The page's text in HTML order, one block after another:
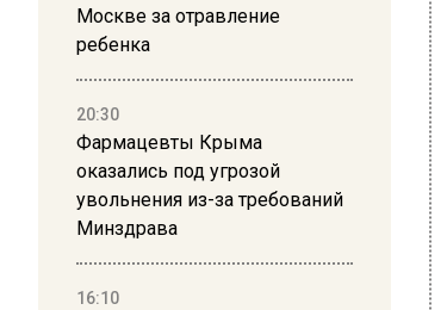
Москве за отравление
ребенка
20:30
Фармацевты Крыма
оказались под угрозой
увольнения из-за требований
Минздрава
16:10